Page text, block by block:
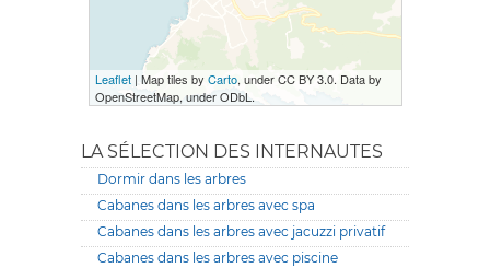
Leaflet| Map tiles by Carto, under CC BY 3.0. Data by
OpenStreetMap, under ODbL.
LA SÉLECTION DES INTERNAUTES
Dormir dans les arbres
Cabanes dans les arbres avec spa
Cabanes dans les arbres avec jacuzzi privatif
Cabanes dans les arbres avec piscine